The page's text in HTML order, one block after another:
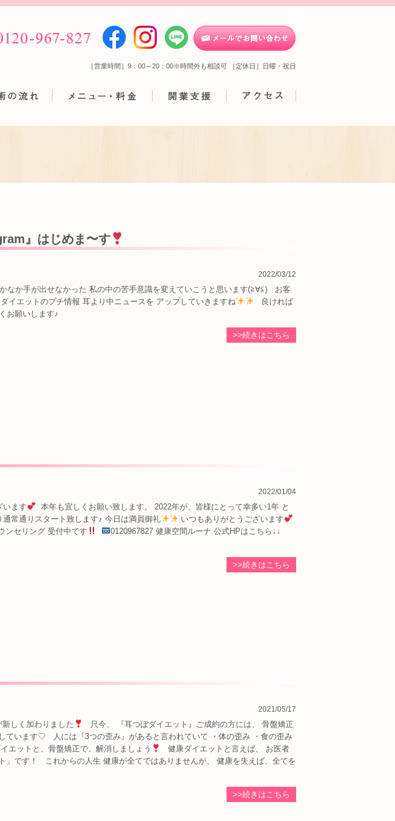
［営業時間］9：00～20：00※時間外も相談可 ［定休日］日曜・祝日
』はじめま〜す
2022/03/12
なか手が出せなかった 私の中の苦手意識を変えていこうと思います(≧∀≦) お客
イエットのプチ情報 耳より中ニュースを アップしていきますね
良ければ
お願いします♪
>>続きはこちら
2022/01/04
います
⁡ 本年も宜しくお願い致します。 2022年が、皆様にとって幸多い1年 と
通常通りスタート致します♪ 今日は満員御礼 いつもありがとうございます
ンセリング 受付中です
0120967827 健康空間ルーナ ⁡公式HPはこちら↓↓
>>続きはこちら
2021/05/17
しく加わりました
只今、 『耳つぼダイエット』ご成約の方には、 骨盤矯正
ています♡ 人には『3つの歪み』があると言われていて ・体の歪み ・食の歪み
エットと、骨盤矯正で、解消しましょう
健康ダイエットと言えば、 お医者
」です！ これからの人生 健康が全てではありませんが、 健康を失えば、全てを
>>続きはこちら